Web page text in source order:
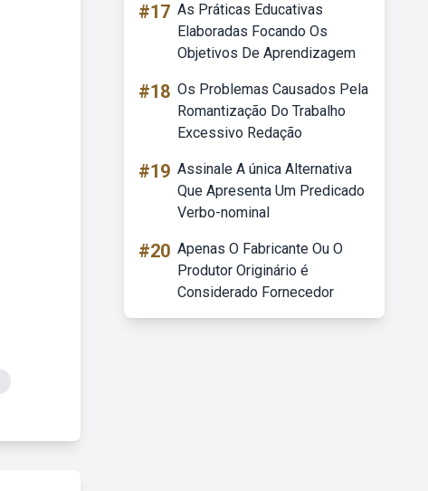
#17 As Práticas Educativas
Elaboradas Focando Os
Objetivos De Aprendizagem
#18 Os Problemas Causados Pela
Romantização Do Trabalho
Excessivo Redação
#19 Assinale A única Alternativa
Que Apresenta Um Predicado
Verbo-nominal
#20 Apenas O Fabricante Ou O
Produtor Originário é
Considerado Fornecedor